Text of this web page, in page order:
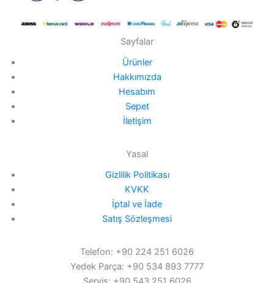
Sayfalar
Ürünler
Hakkımızda
Hesabım
Sepet
İletişim
Yasal
Gizlilik Politikası
KVKK
İptal ve İade
Satış Sözleşmesi
Telefon: +90 224 251 6026
Yedek Parça: +90 534 893 7777